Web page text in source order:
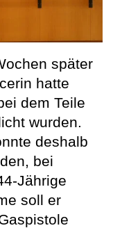
später
hatte
dem Teile
wurden.
deshalb
bei
Jährige
soll er